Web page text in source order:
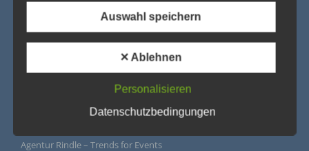
Agentur Rindle – Trends for Events
Wir verwenden in dieser Datenschutzerklärung
unter anderem die folgenden Begriffe:
a) personenbezogene Daten
natürliche Person (im Folgenden „betroffene Person")
Auswahl speichern
✕ Ablehnen
Personalisieren
Datenschutzbedingungen